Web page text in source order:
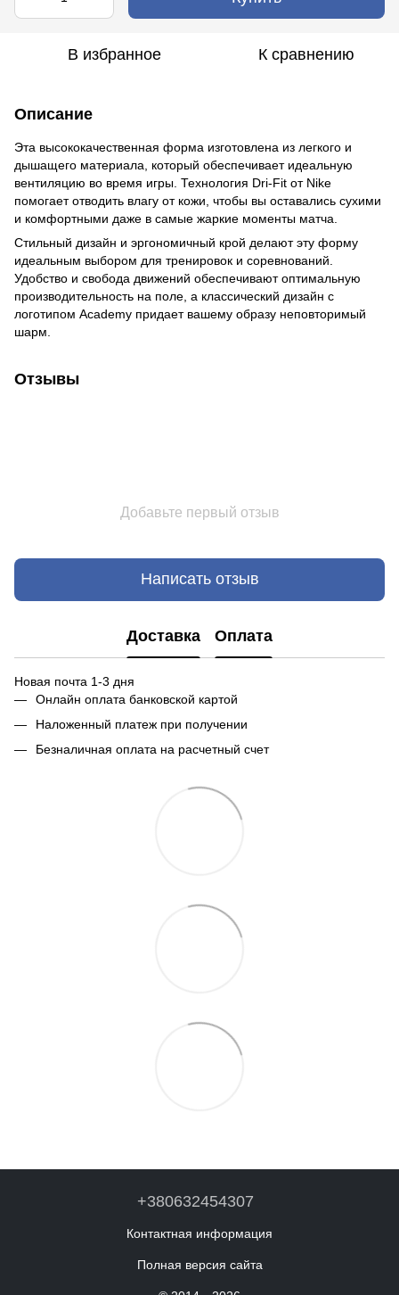
В избранное К сравнению
Описание
Эта высококачественная форма изготовлена из легкого и
дышащего материала, который обеспечивает идеальную
вентиляцию во время игры. Технология Dri-Fit от Nike
помогает отводить влагу от кожи, чтобы вы оставались сухими
и комфортными даже в самые жаркие моменты матча.
Стильный дизайн и эргономичный крой делают эту форму
идеальным выбором для тренировок и соревнований.
Удобство и свобода движений обеспечивают оптимальную
производительность на поле, а классический дизайн с
логотипом Academy придает вашему образу неповторимый
шарм.
Отзывы
Добавьте первый отзыв
Написать отзыв
Доставка Оплата
Новая почта 1-3 дня
Онлайн оплата банковской картой
Наложенный платеж при получении
Безналичная оплата на расчетный счет
+380632454307
Контактная информация
Полная версия сайта